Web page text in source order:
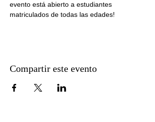
evento está abierto a estudiantes
matriculados de todas las edades!
Compartir este evento